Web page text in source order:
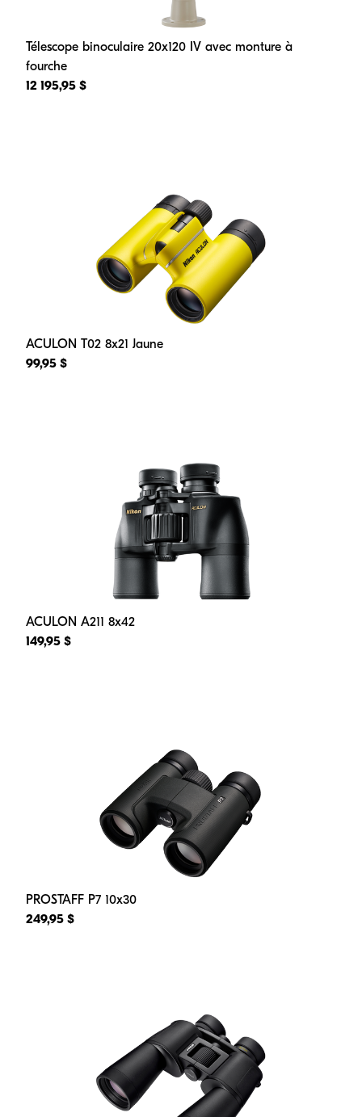
Télescope binoculaire 20x120 IV avec monture à
fourche
12 195,95 $
ACULON T02 8x21 Jaune
99,95 $
ACULON A211 8x42
149,95 $
PROSTAFF P7 10x30
249,95 $